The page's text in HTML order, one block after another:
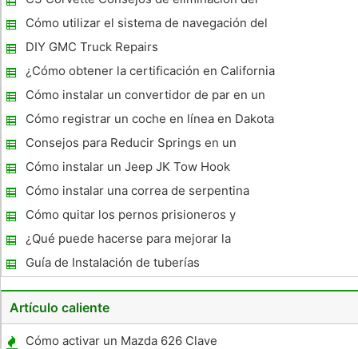
reemplazado por el motor 2.0 TFSI . La última 1.8T se en
motor
Cómo utilizar el sistema de navegación del
Xanavi
DIY GMC Truck Repairs
¿Cómo obtener la certificación en California
Smog
Cómo instalar un convertidor de par en un
Corvette C5
Cómo registrar un coche en línea en Dakota
del Norte
Consejos para Reducir Springs en un
Honda Civic
Cómo instalar un Jeep JK Tow Hook
Cómo instalar una correa de serpentina
Chrysler
Cómo quitar los pernos prisioneros y
amortiguadores de ruedas en una Yamaha
XS 400
¿Qué puede hacerse para mejorar la
tracción en la rueda delantera Drive Car?
Guía de Instalación de tuberías
Artículo caliente
Cómo activar un Mazda 626 Clave